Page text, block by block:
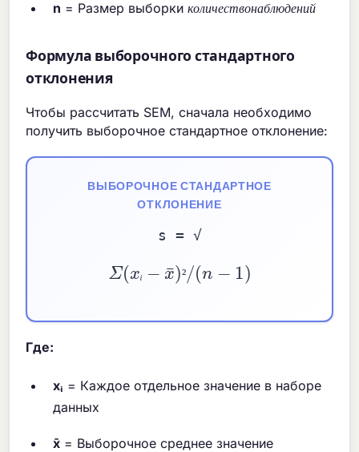
n = Размер выборкик ол и ч е ст в он а блю д ен и й
Формула выборочного стандартного
отклонения
Чтобы рассчитать SEM, сначала необходимо
получить выборочное стандартное отклонение:
ВЫБОРОЧНОЕ СТАНДАРТНОЕ
ОТКЛОНЕНИЕ
s = √
ᵢ
(xᵢ x)² /( 1)
Где:
xᵢ = Каждое отдельное значение в наборе
данных
x̄ = Выборочное среднее значение